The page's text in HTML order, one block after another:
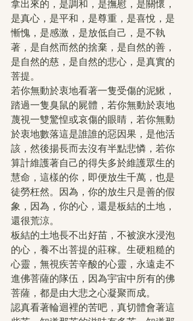
拿出來的，是調和，是撫慰，是關懷，
是真心，是平和，是尊重，是喜悅，是
慚愧，是感激，是放低自己，是不執
著，是自然而然的捨棄，是自然的善，
是自然的慈，是自然的悲心，是真實的
菩提。
若你無動於衷地看著一隻受傷的泥鰍，
踏過一隻臭鼠的屍體，若你無動於衷地
蔑視一雙驚惶或哀傷的眼睛，若你無動
於衷地數落這是誰誰的惡因果，是他活
該，然後揚長而去沒有半點悲憐，若你
算計維護著自己的得失多於維護眾生的
慧命，這樣的你，即便放生千萬，也是
徒勞枉然。因為，你的放生只是善的假
象，因為，你的心，還是板結的土地，
還很荒涼。
板結的土地長不出好苗，不被淚水浸泡
的心，養不出菩提的莊稼。生硬粗糙的
心靈，無視疾苦辛酸的心靈，永遠走不
進佛菩薩的隊伍，因為宇宙中所有的佛
菩薩，都是由大悲之心凝聚而成。
認真看著輪迴裡的苦吧，真切體會著這